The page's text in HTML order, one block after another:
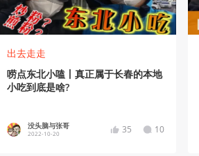
出去走走
唠点东北小嗑丨真正属于长春的本地
小吃到底是啥?
没头脑与张哥
2022-10-20 35 10